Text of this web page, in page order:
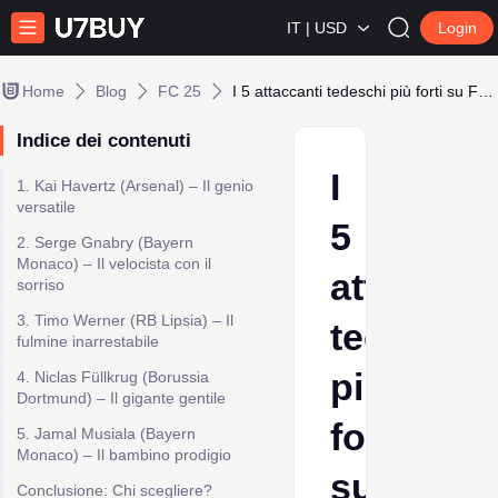
IT | USD Login
Home Blog FC 25
Indice dei contenuti
1. Kai Havertz (Arsenal) – Il genio
versatile
2. Serge Gnabry (Bayern
Monaco) – Il velocista con il
sorriso
3. Timo Werner (RB Lipsia) – Il
fulmine inarrestabile
4. Niclas Füllkrug (Borussia
Dortmund) – Il gigante gentile
5. Jamal Musiala (Bayern
Monaco) – Il bambino prodigio
Conclusione: Chi scegliere?
I
5
tedeschi
più
forti
su